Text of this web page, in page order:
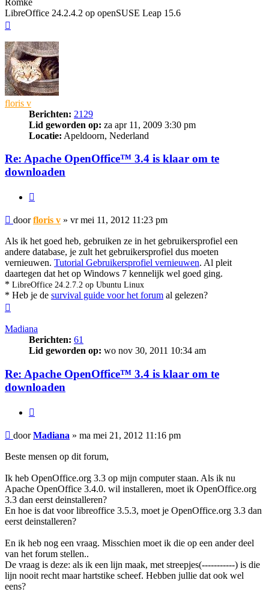
LibreOffice 24.2.4.2 op openSUSE Leap 15.6
floris v
Berichten: 2129
Lid geworden op: za apr 11, 2009 3:30 pm
Locatie: Apeldoorn, Nederland
Re: Apache OpenOffice™ 3.4 is klaar om te
downloaden
Bericht
doorfloris v » vr mei 11, 2012 11:23 pm
Als ik het goed heb, gebruiken ze in het gebruikersprofiel een
andere database, je zult het gebruikersprofiel dus moeten
vernieuwen. Tutorial Gebruikersprofiel vernieuwen. Al pleit
daartegen dat het op Windows 7 kennelijk wel goed ging.
* LibreOffice 24.2.7.2 op Ubuntu Linux
* Heb je de survival guide voor het forum al gelezen?
Madiana
Berichten: 61
Lid geworden op: wo nov 30, 2011 10:34 am
Re: Apache OpenOffice™ 3.4 is klaar om te
downloaden
Bericht
doorMadiana » ma mei 21, 2012 11:16 pm
Beste mensen op dit forum,
Ik heb OpenOffice.org 3.3 op mijn computer staan. Als ik nu
Apache OpenOffice 3.4.0. wil installeren, moet ik OpenOffice.org
3.3 dan eerst deinstalleren?
En hoe is dat voor libreoffice 3.5.3, moet je OpenOffice.org 3.3 dan
eerst deinstalleren?
En ik heb nog een vraag. Misschien moet ik die op een ander deel
van het forum stellen..
De vraag is deze: als ik een lijn maak, met streepjes(-----------) is die
lijn nooit recht maar hartstike scheef. Hebben jullie dat ook wel
eens?